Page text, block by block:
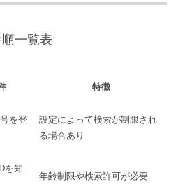
一覧表
特徴
を登
設定によって検索が制限され
る場合あり
を知
年齢制限や検索許可が必要